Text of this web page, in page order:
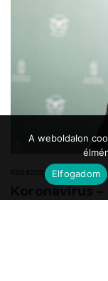
Közszolgálat.hu
A weboldalon
Elfogadom